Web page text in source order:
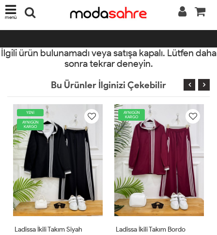
menü
İlgili ürün bulunamadı veya satışa kapalı. Lütfen daha
sonra tekrar deneyin.
Bu Ürünler İlginizi Çekebilir
YENİ
AYNIGÜN
KARGO
Ladissa İkili Takım Siyah
AYNIGÜN
KARGO
Ladissa İkili Takım Bordo